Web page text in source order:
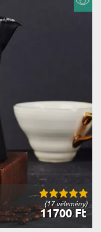
(17 vélemény)
11700 Ft